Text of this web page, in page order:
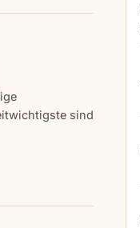
sind